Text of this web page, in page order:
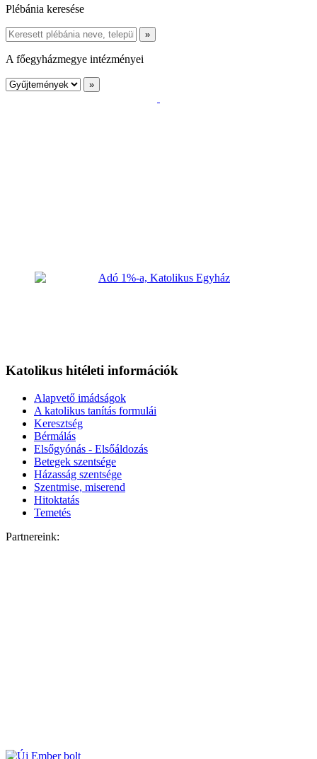
Plébánia keresése
A főegyházmegye intézményei
Katolikus hitéleti információk
Alapvető imádságok
A katolikus tanítás formulái
Keresztség
Bérmálás
Elsőgyónás - Elsőáldozás
Betegek szentsége
Házasság szentsége
Szentmise, miserend
Hitoktatás
Temetés
Partnereink: